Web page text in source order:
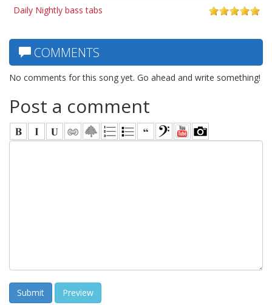
Daily Nightly bass tabs
COMMENTS
No comments for this song yet. Go ahead and write something!
Post a comment